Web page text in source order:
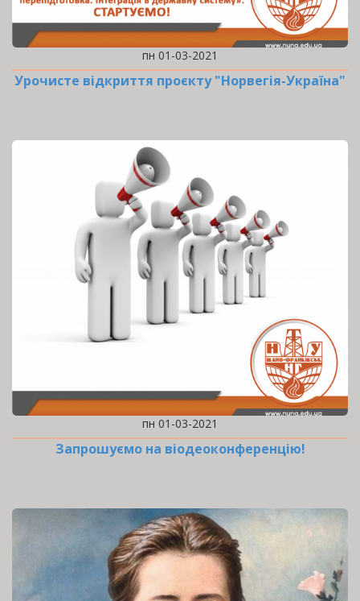
пн 01-03-2021
Урочисте відкриття проєкту "Норвегія-Україна"
пн 01-03-2021
Запрошуємо на віодеоконференцію!